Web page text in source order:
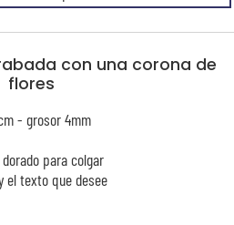
con una corona de
flores
- grosor 4mm
para colgar
el texto que desee